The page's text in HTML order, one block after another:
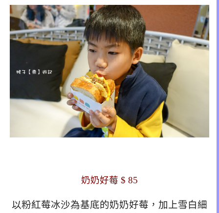
奶奶好莓 $ 85
以粉紅莓冰沙為基底的奶奶好莓，加上雪白細